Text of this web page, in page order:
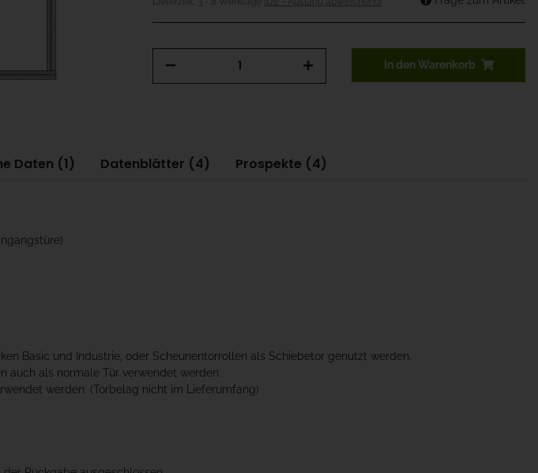
In den Warenkorb
Daten (1) Datenblätter (4) Prospekte (4)
Basic und Industrie, oder Scheunentorrollen als Schiebetor genutzt werden.
auch als normale Tür verwendet werden.
werden. (Torbelag nicht im Lieferumfang)